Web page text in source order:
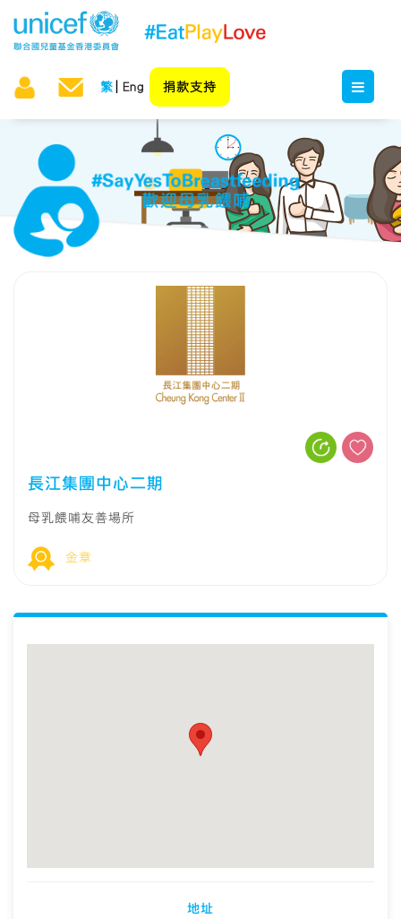
繁 Eng 捐款支持
長江集團中心二期
母乳餵哺友善場所
金章
地址